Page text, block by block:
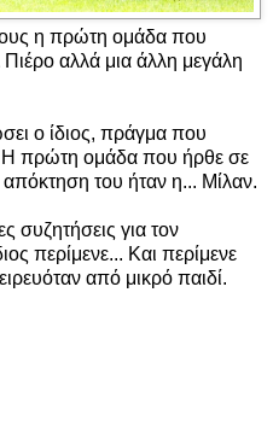
η πρώτη ομάδα που
αλλά μια άλλη μεγάλη
ο ίδιος, πράγμα που
Η πρώτη ομάδα που ήρθε σε
του ήταν η... Μίλαν.
συζητήσεις για τον
περίμενε... Και περίμενε
από μικρό παιδί.